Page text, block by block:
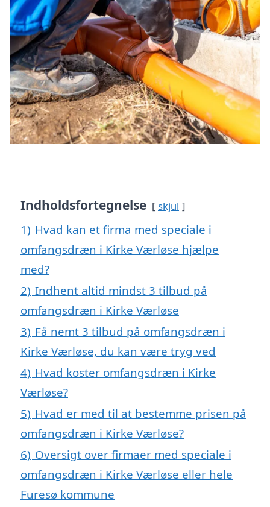
Indholdsfortegnelse skjul
1) Hvad kan et firma med speciale i
omfangsdræn i Kirke Værløse hjælpe
med?
2) Indhent altid mindst 3 tilbud på
omfangsdræn i Kirke Værløse
3) Få nemt 3 tilbud på omfangsdræn i
Kirke Værløse, du kan være tryg ved
4) Hvad koster omfangsdræn i Kirke
Værløse?
5) Hvad er med til at bestemme prisen på
omfangsdræn i Kirke Værløse?
6) Oversigt over firmaer med speciale i
omfangsdræn i Kirke Værløse eller hele
Furesø kommune